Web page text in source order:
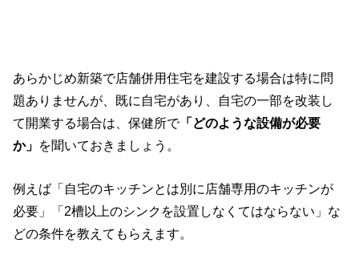
あらかじめ新築で店舗併用住宅を建設する場合は特に問
題ありませんが、既に自宅があり、自宅の一部を改装し
て開業する場合は、保健所で「どのような設備が必要
か」 を聞いておきましょう。
例えば「自宅のキッチンとは別に店舗専用のキッチンが
必要」「2槽以上のシンクを設置しなくてはならない」な
どの条件を教えてもらえます。